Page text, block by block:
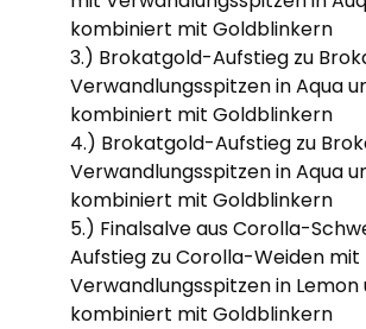
kombiniert mit Goldblinkern
3.) Brokatgold-Aufstieg zu
Verwandlungsspitzen in Aqua
kombiniert mit Goldblinkern
4.) Brokatgold-Aufstieg zu
Verwandlungsspitzen in Aqua
kombiniert mit Goldblinkern
5.) Finalsalve aus Corolla-
Aufstieg zu Corolla-Weiden mit
Verwandlungsspitzen in Lemon
kombiniert mit Goldblinkern